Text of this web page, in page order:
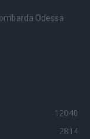
Odessa
12040
2814